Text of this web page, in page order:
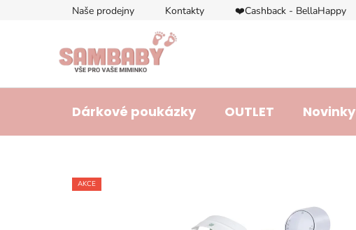
Naše prodejny Kontakty ❤️Cashback - BellaHappy
Dárkové poukázky OUTLET Novinky
AKCE